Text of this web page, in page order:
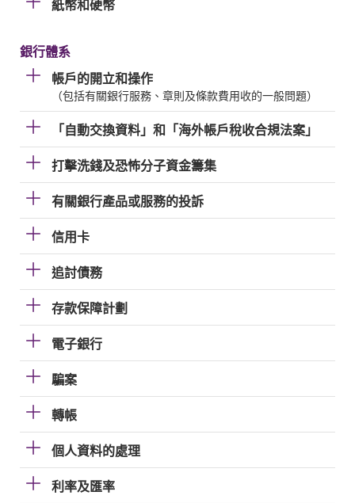
紙幣和硬幣
銀行體系
帳戶的開立和操作
（包括有關銀行服務、章則及條款費用收的一般問題）
「自動交換資料」和「海外帳戶稅收合規法案」
打擊洗錢及恐怖分子資金籌集
有關銀行產品或服務的投訴
信用卡
追討債務
存款保障計劃
電子銀行
騙案
轉帳
個人資料的處理
利率及匯率